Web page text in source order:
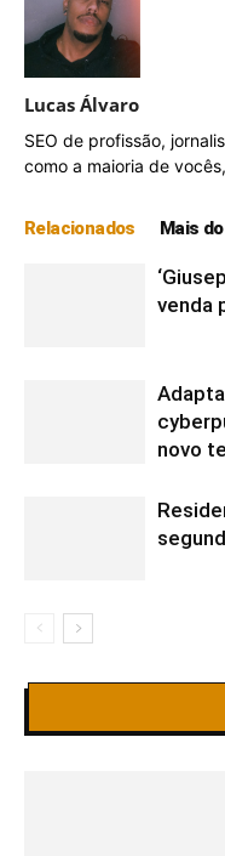
Lucas Álvaro
SEO de profissão,
como a maioria de
Relacionados Mais
venda
novo